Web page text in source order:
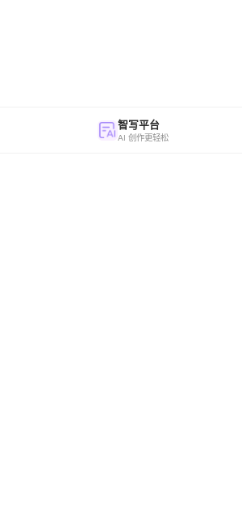
智写平台
AI 创作更轻松